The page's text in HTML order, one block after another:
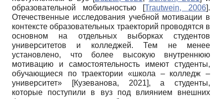
образовательной мобильностью [Trautwein, 2006].
Отечественные исследования учебной мотивации в
контексте образовательных траекторий проводятся в
основном на отдельных выборках студентов
университетов и колледжей. Тем не менее
установлено, что более высокую внутреннюю
мотивацию и самостоятельность имеют студенты,
обучающиеся по траектории «школа – колледж –
университет»
[Кузеванова, 2021], а студенты,
которые поступили в вуз под влиянием внешних